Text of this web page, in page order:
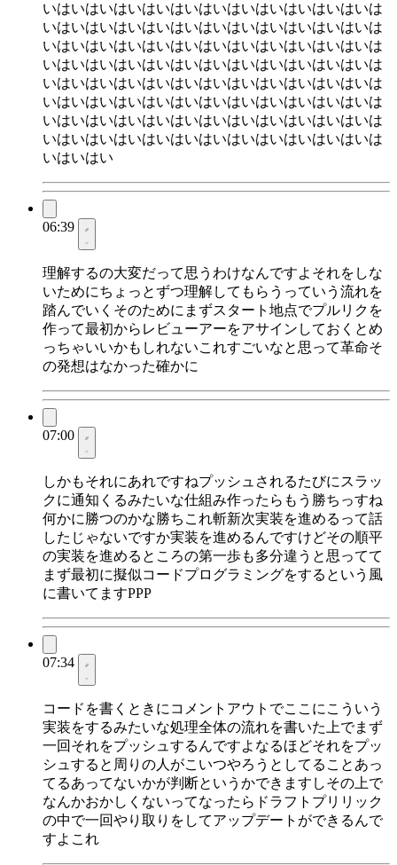
いはいはいはいはいはいはいはいはいはいはいはいは
いはいはいはいはいはいはいはいはいはいはいはいは
いはいはいはいはいはいはいはいはいはいはいはいは
いはいはいはいはいはいはいはいはいはいはいはいは
いはいはいはいはいはいはいはいはいはいはいはいは
いはいはいはいはいはいはいはいはいはいはいはいは
いはいはいはいはいはいはいはいはいはいはいはいは
いはいはいはいはいはいはいはいはいはいはいはいは
いはいはい
06:39
理解するの大変だって思うわけなんですよそれをしな
いためにちょっとずつ理解してもらうっていう流れを
踏んでいくそのためにまずスタート地点でプルリクを
作って最初からレビューアーをアサインしておくとめ
っちゃいいかもしれないこれすごいなと思って革命そ
の発想はなかった確かに
07:00
しかもそれにあれですねプッシュされるたびにスラッ
クに通知くるみたいな仕組み作ったらもう勝ちっすね
何かに勝つのかな勝ちこれ斬新次実装を進めるって話
したじゃないですか実装を進めるんですけどその順平
の実装を進めるところの第一歩も多分違うと思ってて
まず最初に擬似コードプログラミングをするという風
に書いてますPPP
07:34
コードを書くときにコメントアウトでここにこういう
実装をするみたいな処理全体の流れを書いた上でまず
一回それをプッシュするんですよなるほどそれをプッ
シュすると周りの人がこいつやろうとしてることあっ
てるあってないかが判断というかできますしその上で
なんかおかしくないってなったらドラフトプリリック
の中で一回やり取りをしてアップデートができるんで
すよこれ